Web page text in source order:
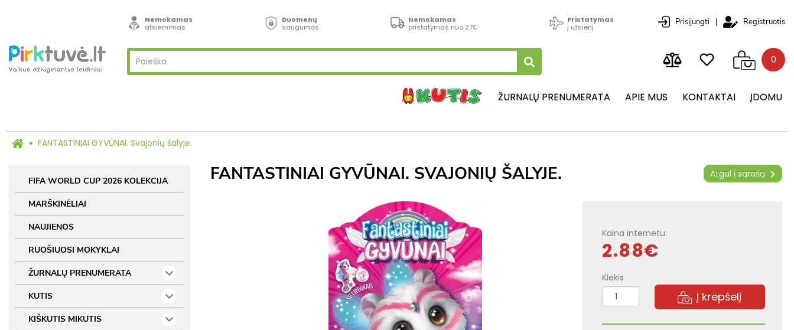
Nemokamas
atsiėmimas
Duomenų
saugumas
Nemokamas
pristatymas nuo 27€
Pristatymas
į užsienį
Prisijungti | Registruotis
0
ŽURNALŲ PRENUMERATA APIE MUS KONTAKTAI ĮDOMU
FANTASTINIAI GYVŪNAI. Svajonių šalyje.
FIFA WORLD CUP 2026 KOLEKCIJA
MARŠKINĖLIAI
NAUJIENOS
RUOŠIUOSI MOKYKLAI
ŽURNALŲ PRENUMERATA
KUTIS
KIŠKUTIS MIKUTIS
FANTASTINIAI GYVŪNAI. SVAJONIŲ ŠALYJE. Atgal į sąrašą
Kaina internetu:
2.88€
Kiekis
Į krepšelį